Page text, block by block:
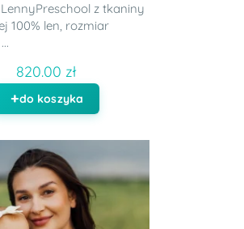
LennyPreschool z tkaniny
100% len, rozmiar
820.00 zł
do koszyka